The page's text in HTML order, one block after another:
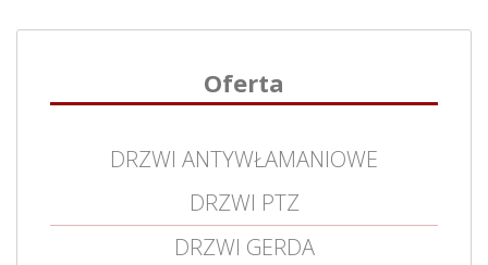
Oferta
DRZWI ANTYWŁAMANIOWE
DRZWI PTZ
DRZWI GERDA